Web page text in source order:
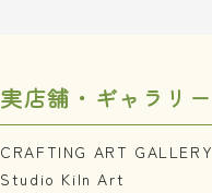
実店舗・ギャラリー
CRAFTING ART GALLERY
Studio Kiln Art